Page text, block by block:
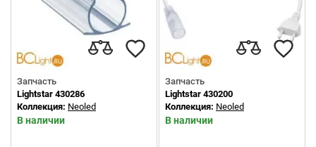
Запчасть
Lightstar 430286
Коллекция: Neoled
В наличии
Запчасть
Lightstar 430200
Коллекция: Neoled
В наличии